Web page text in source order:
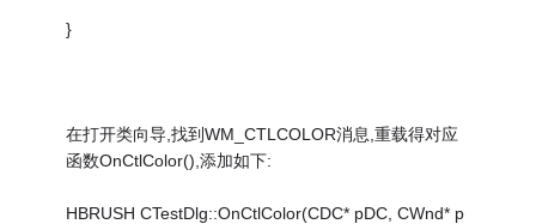
}
在打开类向导,找到WM_CTLCOLOR消息,重载得对应
函数OnCtlColor(),添加如下:
HBRUSH CTestDlg::OnCtlColor(CDC* pDC, CWnd* p